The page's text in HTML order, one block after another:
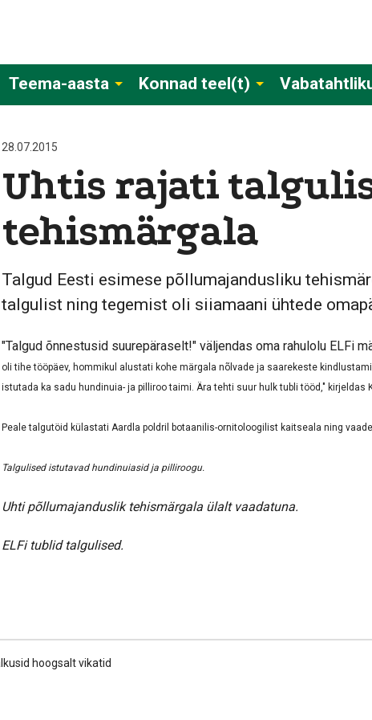
Teema-aasta Konnad teel(t)
28.07.2015
Uhtis rajati
tehismärgala
Talgud Eesti esimese põllumajandusliku
talgulist ning tegemist oli siiamaani ühtede
"Talgud õnnestusid suurepäraselt!" väljendas oma rahulolu ELFi
oli tihe tööpäev, hommikul alustati kohe märgala nõlvade ja saarekeste
istutada ka sadu hundinuia- ja pilliroo taimi. Ära tehti suur hulk tubli tööd," kirjeldas
Peale talgutöid külastati Aardla poldril botaanilis-ornitoloogilist kaitseala ning
Talgulised istutavad hundinuiasid ja pilliroogu.
Uhti põllumajanduslik tehismärgala ülalt vaadatuna.
ELFi tublid talgulised.
hoogsalt vikatid